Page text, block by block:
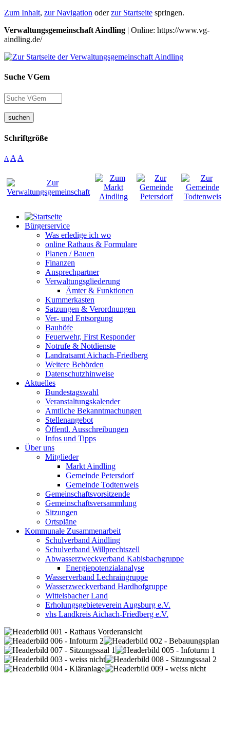
Zum Inhalt, zur Navigation oderzur Startseite springen.
Verwaltungsgemeinschaft Aindling | Online: https://www.vg-
aindling.de/
Suche VGem
suchen
Schriftgröße
A A A
Bürgerservice
Was erledige ich wo
online Rathaus & Formulare
Planen / Bauen
Finanzen
Ansprechpartner
Verwaltungsgliederung
Ämter & Funktionen
Kummerkasten
Satzungen & Verordnungen
Ver- und Entsorgung
Bauhöfe
Feuerwehr, First Responder
Notrufe & Notdienste
Landratsamt Aichach-Friedberg
Weitere Behörden
Datenschutzhinweise
Aktuelles
Bundestagswahl
Veranstaltungskalender
Amtliche Bekanntmachungen
Stellenangebot
Öffentl. Ausschreibungen
Infos und Tipps
Über uns
Mitglieder
Markt Aindling
Gemeinde Petersdorf
Gemeinde Todtenweis
Gemeinschaftsvorsitzende
Gemeinschaftsversammlung
Sitzungen
Ortspläne
Kommunale Zusammenarbeit
Schulverband Aindling
Schulverband Willprechtszell
Abwasserzweckverband Kabisbachgruppe
Energiepotenzialanalyse
Wasserverband Lechraingruppe
Wasserzweckverband Hardhofgruppe
Wittelsbacher Land
Erholungsgebieteverein Augsburg e.V.
vhs Landkreis Aichach-Friedberg e.V.